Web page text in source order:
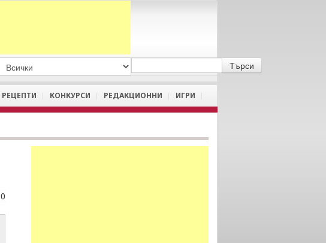
РЕЦЕПТИ КОНКУРСИ РЕДАКЦИОННИ ИГРИ
0